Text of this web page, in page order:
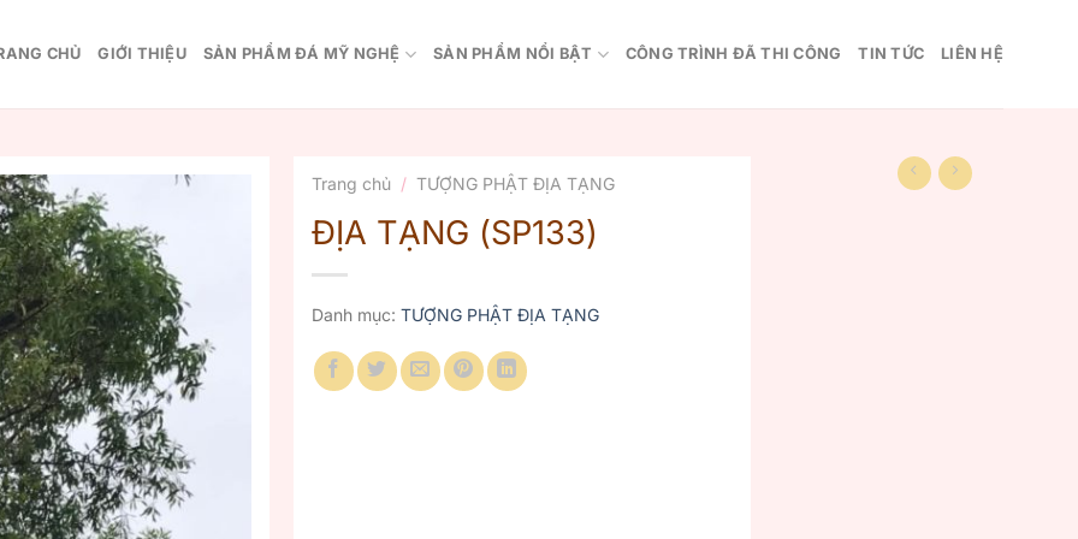
CHỦ GIỚI THIỆU SẢN PHẨM ĐÁ MỸ NGHỆ SẢN PHẨM NỔI BẬT CÔNG TRÌNH ĐÃ THI CÔNG TIN TỨC LIÊN HỆ
Trang chủ / TƯỢNG PHẬT ĐỊA TẠNG
ĐỊA TẠNG (SP133)
Danh mục: TƯỢNG PHẬT ĐỊA TẠNG